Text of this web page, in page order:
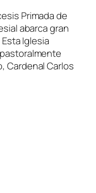
Primada de
abarca gran
Iglesia
Cardenal Carlos